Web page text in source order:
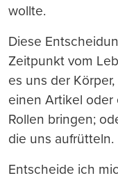
wollte.
Diese
Zeitpunkt vom
es uns der
einen Artikel oder
Rollen bringen;
die uns aufrütteln.
Entscheide ich